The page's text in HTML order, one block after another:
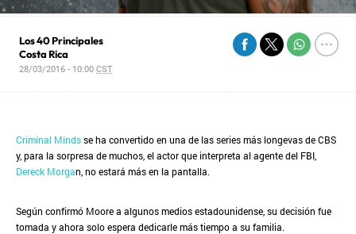
Los 40 Principales
Costa Rica
28/03/2016 - 10:00CST
Criminal Mindsse ha convertido en una de las series más longevas de CBS
y, para la sorpresa de muchos, el actor que interpreta al agente del FBI,
Dereck Morgan, no estará más en la pantalla.
Según confirmó Moore a algunos medios estadounidense, su decisión fue
tomada y ahora solo espera dedicarle más tiempo a su familia.